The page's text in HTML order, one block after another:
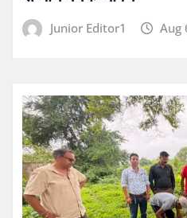
Junior Editor1 Aug